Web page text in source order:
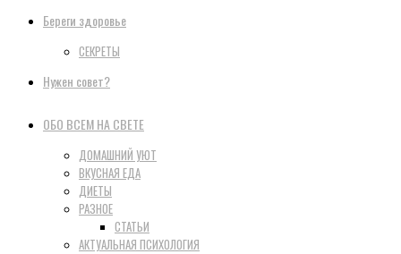
Береги здоровье
СЕКРЕТЫ
Нужен совет?
ОБО ВСЕМ НА СВЕТЕ
ДОМАШНИЙ УЮТ
ВКУСНАЯ ЕДА
ДИЕТЫ
РАЗНОЕ
СТАТЬИ
АКТУАЛЬНАЯ ПСИХОЛОГИЯ